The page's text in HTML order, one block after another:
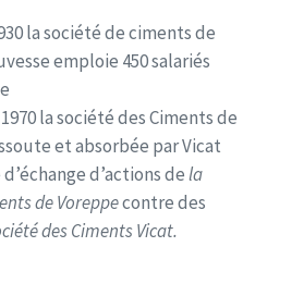
la société de ciments de
emploie 450 salariés
la société des Ciments de
et absorbée par Vicat
d’actions dela
de Voreppecontre des
des Ciments Vicat.